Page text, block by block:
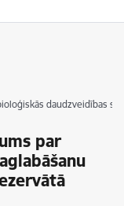
daudzveidības
par